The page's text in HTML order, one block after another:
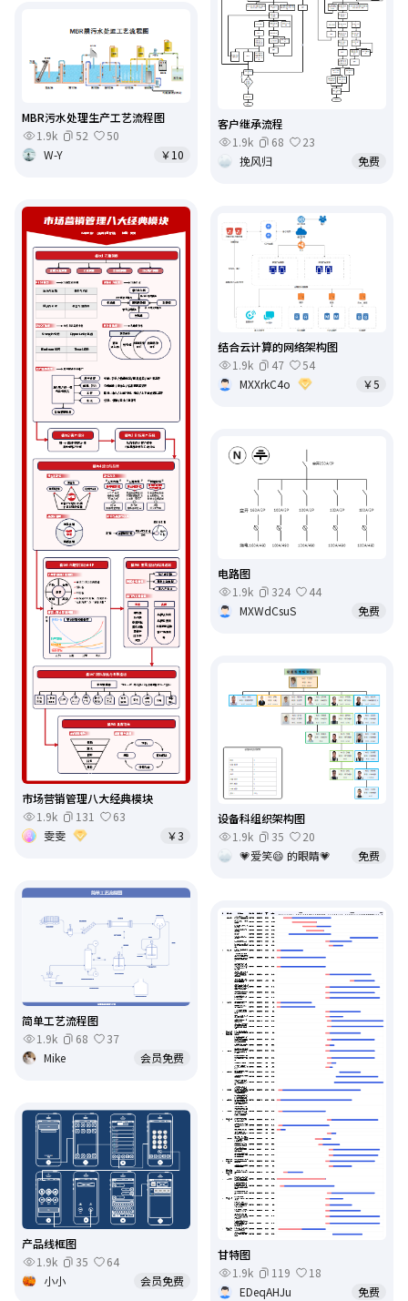
客户继承流程
1.9k
68
23
挽风归
免费
MBR污水处理生产工艺流程图
1.9k
52
50
W-Y
￥10
市场营销管理八大经典模块
1.9k
131
63
雯雯
￥3
结合云计算的网络架构图
1.9k
47
54
MXXrkC4o
￥5
电路图
1.9k
324
44
MXWdCsuS
免费
设备科组织架构图
1.9k
35
20
💗爱笑😄 的眼睛💗
免费
简单工艺流程图
1.9k
68
37
Mike
会员免费
甘特图
1.9k
119
18
EDeqAHJu
免费
产品线框图
1.9k
35
64
小小
会员免费